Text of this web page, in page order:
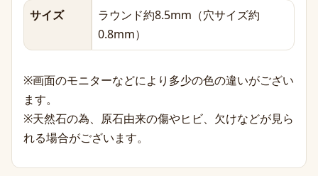
サイズ
ラウンド約8.5mm（穴サイズ約
0.8mm）
※画面のモニターなどにより多少の色の違いがござい
ます。
※天然石の為、原石由来の傷やヒビ、欠けなどが見ら
れる場合がございます。